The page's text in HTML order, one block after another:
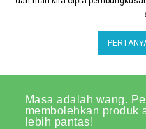
Masa adalah wang.
membolehkan produk
lebih pantas!